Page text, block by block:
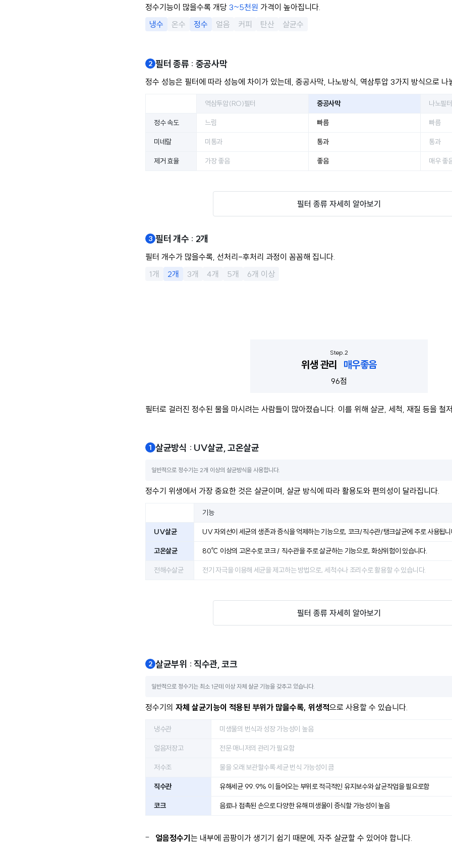
정수기능이 많을수록 개당 3~5천원 가격이 높아집니다.
냉수
온수 정수 얼음 커피 탄산 살균수
필터 종류 : 중공사막
정수 성능은 필터에 따라 성능에 차이가 있는데, 중공사막, 나노방식, 역삼투압 3가지 방식으로 나
역삼투압(RO)필터 중공사막 나노필터
정수 속도 느림 빠름 빠름
미네랄 미통과 통과 통과
제거 효율 가장 좋음 좋음 매우 좋
필터 종류 자세히 알아보기
필터 개수 : 2개
필터 개수가 많을수록, 선처리-후처리 과정이 꼼꼼해 집니다.
1개
2개 3개 4개 5개 6개 이상
위생 관리 매우좋음
96점
필터로 걸러진 정수된 물을 마시려는 사람들이 많아졌습니다. 이를 위해 살균, 세척, 재질 등을 철
살균방식 : UV살균, 고온살균
일반적으로 정수기는 2개 이상의 살균방식을 사용합니다.
정수기 위생에서 가장 중요한 것은 살균이며, 살균 방식에 따라 활용도와 편의성이 달라집니다.
기능
UV살균 UV 자외선이 세균의 생존과 증식을 억제하는 기능으로, 코크/직수관/탱크살균에 주로 사용됩
고온살균 80℃ 이상의 고온수로 코크 / 직수관을 주로 살균하는 기능으로, 화상위험이 있습니다.
전해수살균 전기 자극을 이용해 세균을 제고하는 방법으로, 세척수나 조리수로 활용할 수 있습니다.
필터 종류 자세히 알아보기
살균부위 : 직수관, 코크
일반적으로 정수기는 최소 1군데 이상 자체 살균 기능을 갖추고 있습니다.
정수기의 자체 살균기능이 적용된 부위가 많을수록, 위생적으로 사용할 수 있습니다.
냉수관 미생물의 번식과 성장 가능성이 높음
얼음저장고 전문 매니저의 관리가 필요함
저수조 물을 오래 보관할수록 세균 번식 가능성이 큼
직수관 유해세균 99.9% 이 들어오는 부위로 적극적인 유지보수와 살균작업을 필요로함
코크 음료나 접촉된 손으로 다양한 유해 미생물이 증식할 가능성이 높음
얼음정수기 는 내부에 곰팡이가 생기기 쉽기 때문에, 자주 살균할 수 있어야 합니다.